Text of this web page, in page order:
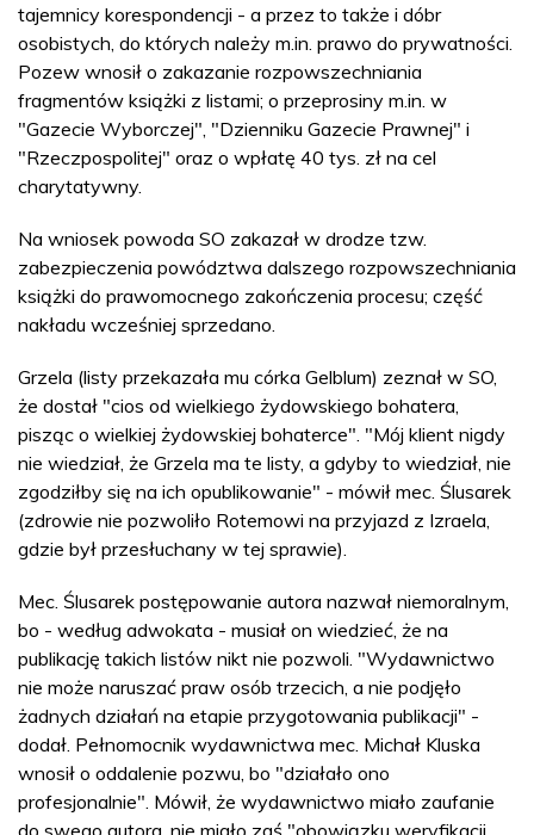
tajemnicy korespondencji - a przez to także i dóbr
osobistych, do których należy m.in. prawo do prywatności.
Pozew wnosił o zakazanie rozpowszechniania
fragmentów książki z listami; o przeprosiny m.in. w
"Gazecie Wyborczej", "Dzienniku Gazecie Prawnej" i
"Rzeczpospolitej" oraz o wpłatę 40 tys. zł na cel
charytatywny.
Na wniosek powoda SO zakazał w drodze tzw.
zabezpieczenia powództwa dalszego rozpowszechniania
książki do prawomocnego zakończenia procesu; część
nakładu wcześniej sprzedano.
Grzela (listy przekazała mu córka Gelblum) zeznał w SO,
że dostał "cios od wielkiego żydowskiego bohatera,
pisząc o wielkiej żydowskiej bohaterce". "Mój klient nigdy
nie wiedział, że Grzela ma te listy, a gdyby to wiedział, nie
zgodziłby się na ich opublikowanie" - mówił mec. Ślusarek
(zdrowie nie pozwoliło Rotemowi na przyjazd z Izraela,
gdzie był przesłuchany w tej sprawie).
Mec. Ślusarek postępowanie autora nazwał niemoralnym,
bo - według adwokata - musiał on wiedzieć, że na
publikację takich listów nikt nie pozwoli. "Wydawnictwo
nie może naruszać praw osób trzecich, a nie podjęło
żadnych działań na etapie przygotowania publikacji" -
dodał. Pełnomocnik wydawnictwa mec. Michał Kluska
wnosił o oddalenie pozwu, bo "działało ono
profesjonalnie". Mówił, że wydawnictwo miało zaufanie